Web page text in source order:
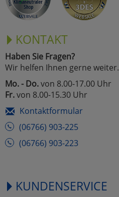
KONTAKT
Haben Sie Fragen?
Wir helfen Ihnen gerne weiter.
Mo. - Do.von 8.00-17.00 Uhr
Fr.von 8.00-15.30 Uhr
Kontaktformular
(06766) 903-225
(06766) 903-223
KUNDENSERVICE